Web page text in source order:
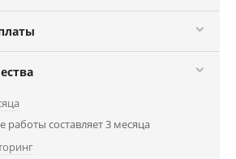
работы составляет 3 месяца